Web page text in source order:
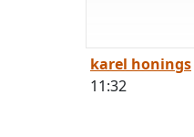
karel honings
11:32